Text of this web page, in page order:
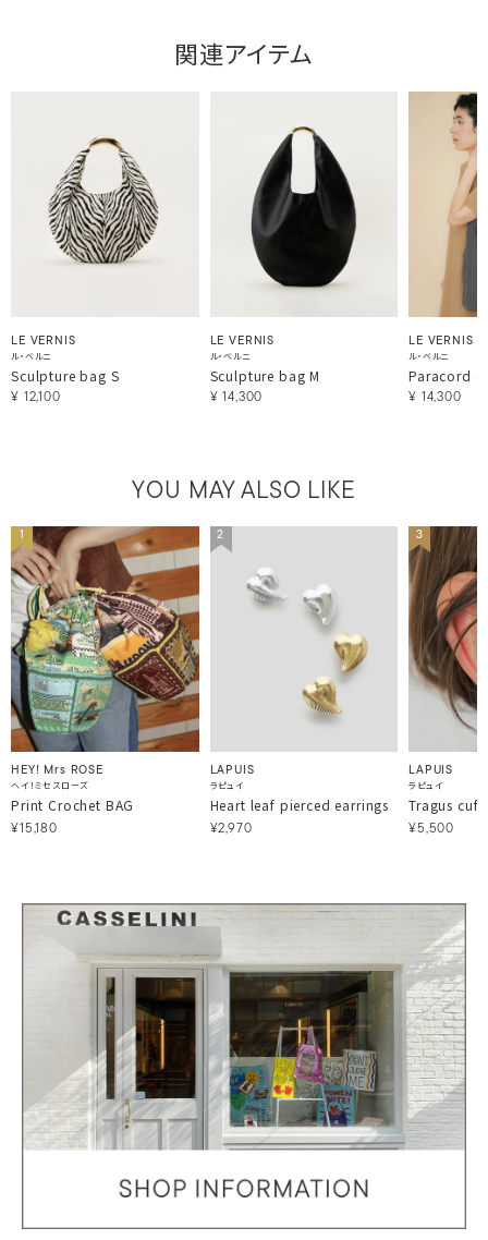
関連アイテム
LE VERNIS
ル・ベルニ
Sculpture bag S
¥ 12,100
LE VERNIS
ル・ベルニ
Sculpture bag M
¥ 14,300
LE VERNIS
ル・ベルニ
Paracord
¥ 14,300
YOU MAY ALSO LIKE
1
HEY! Mrs ROSE
ヘイ！ミセスローズ
Print Crochet BAG
¥15,180
2
LAPUIS
ラピュイ
Heart leaf pierced earrings
¥2,970
3
LAPUIS
ラピュイ
Tragus cuff
¥5,500